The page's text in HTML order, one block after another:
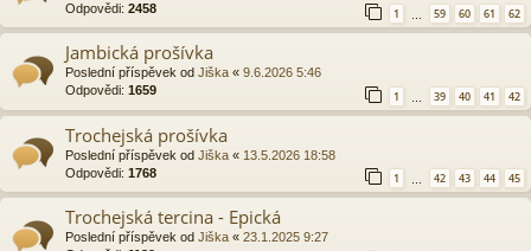
Odpovědi: 2458 1 … 59 60 61 62
Jambická prošívka
Poslední příspěvek od Jiška « 9.6.2026 5:46
Odpovědi: 1659 1 39 40 41 42
Trochejská prošívka
Poslední příspěvek od Jiška « 13.5.2026 18:58
Odpovědi: 1768 1 … 42 43 44 45
Trochejská tercina - Epická
Poslední příspěvek od Jiška « 23.1.2025 9:27